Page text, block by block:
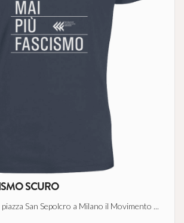
SCURO
San Sepolcro a Milano il Movimento ...